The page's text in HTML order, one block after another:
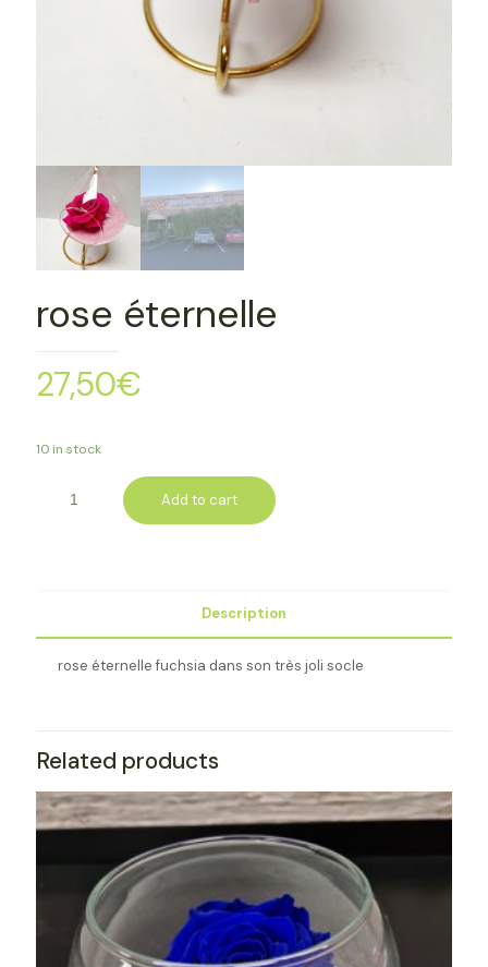
rose éternelle
27,50€
10 in stock
Add to cart
Description
rose éternelle fuchsia dans son très joli socle
Related products